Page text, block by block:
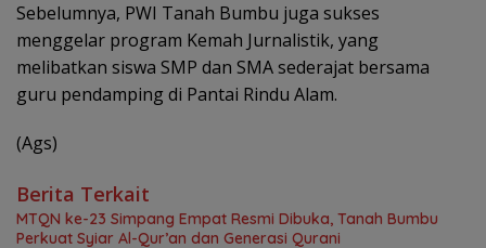
Sebelumnya, PWI Tanah Bumbu juga sukses
menggelar program Kemah Jurnalistik, yang
melibatkan siswa SMP dan SMA sederajat bersama
guru pendamping di Pantai Rindu Alam.
(Ags)
Berita Terkait
MTQN ke-23 Simpang Empat Resmi Dibuka, Tanah Bumbu
Perkuat Syiar Al-Qur’an dan Generasi Qurani